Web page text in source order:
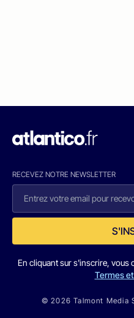
RECEVEZ NOTRE NEWSLETTER
En cliquant sur s'inscrire, vous
Termes
© 2026 Talmont Media